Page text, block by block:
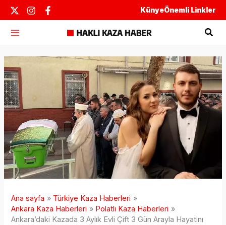
İçeriğe
atla
KünyeÖnemli Linkler
Ana sayfa
Türkiye Kaza Haberleri
Ankara Kaza Haberleri
Polatlı Kaza Haberleri
Ankara’daki Kazada 3 Aylık Evli Çift 3 Gün Arayla Hayatını